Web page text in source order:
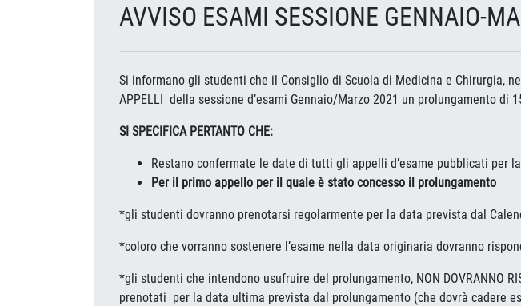
AVVISO ESAMI SESSIONE GENNAIO-
Si informano gli studenti che il Consiglio di Scuola di Medicina e Chirurgia,
APPELLI della sessione d’esami Gennaio/Marzo 2021 un prolungamento di
SI SPECIFICA PERTANTO CHE:
Restano confermate le date di tutti gli appelli d’esame pubblicati per
Per il primo appello per il quale è stato concesso il prolungamento
*gli studenti dovranno prenotarsi regolarmente per la data prevista dal
*coloro che vorranno sostenere l’esame nella data originaria dovranno
*gli studenti che intendono usufruire del prolungamento, NON DOVRANNO
prenotati per la data ultima prevista dal prolungamento (che dovrà cadere